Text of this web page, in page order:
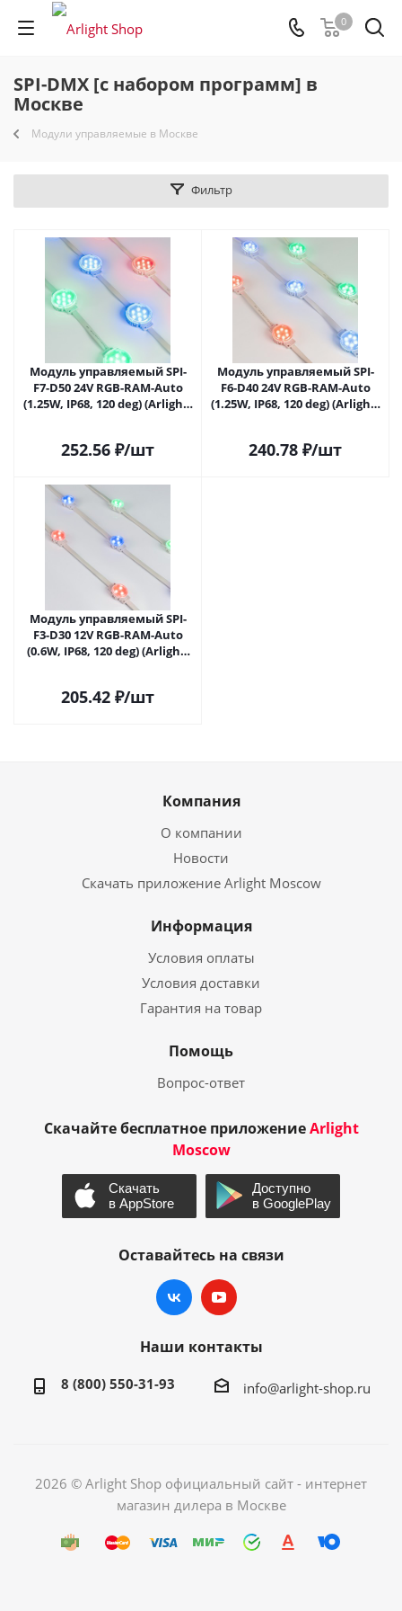
0
SPI-DMX [с набором программ] в
Москве
Модули управляемые в Москве
Фильтр
Модуль управляемый SPI-
F7-D50 24V RGB-RAM-Auto
(1.25W, IP68, 120 deg) (Arlight,
252.56 ₽/шт
Модуль управляемый SPI-
F6-D40 24V RGB-RAM-Auto
(1.25W, IP68, 120 deg) (Arlight,
240.78 ₽/шт
Модуль управляемый SPI-
F3-D30 12V RGB-RAM-Auto
(0.6W, IP68, 120 deg) (Arlight,
205.42 ₽/шт
Компания
О компании
Новости
Скачать приложение Arlight Moscow
Информация
Условия оплаты
Условия доставки
Гарантия на товар
Помощь
Вопрос-ответ
Скачайте бесплатное приложениеArlight
Moscow
Оставайтесь на связи
Наши контакты
8 (800) 550-31-93 info@arlight-shop.ru
2026 © Arlight Shop официальный сайт - интернет
магазин дилера в Москве